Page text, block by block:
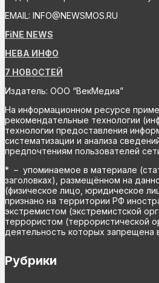
EMAIL: INFO@NEWSMOS.RU
FiNE NEWS
НЕВА ИНФО
7 НОВОСТЕЙ
Издатель: ООО “ВекМедиа”
На информационном ресурсе
рекомендательные технологии
технологии предоставления
систематизации и анализа
предпочтениям пользователей
* – упоминаемое в материале
заголовках), размещённом на
(физическое лицо, юридическое
признано на территории РФ
экстремистом (экстремистской
террористом (террористической
деятельность которых запрещена
Рубрики